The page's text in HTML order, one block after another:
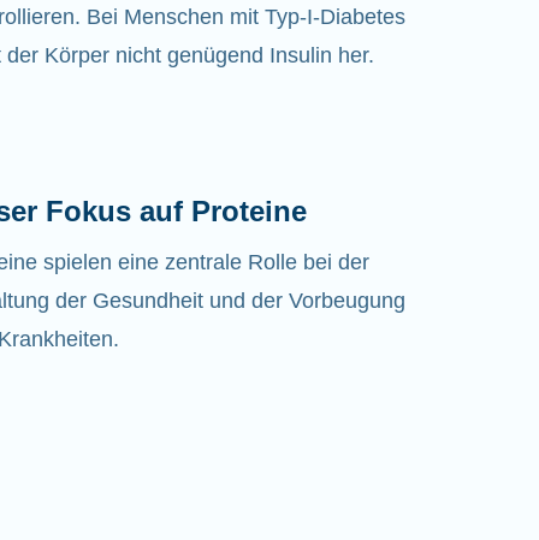
Bei Menschen mit Typ-I-Diabetes
der Körper nicht genügend Insulin her.
Fokus auf Proteine
spielen eine zentrale Rolle bei der
der Gesundheit und der Vorbeugung